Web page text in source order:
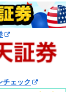
チェック